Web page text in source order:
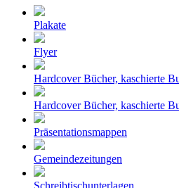
Plakate
Flyer
Hardcover Bücher, kaschierte
Hardcover Bücher, kaschierte
Präsentationsmappen
Gemeindezeitungen
Schreibtischunterlagen